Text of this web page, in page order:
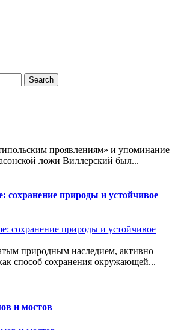
проявлениям» и упоминание
ложи Виллерский был...
сохранение природы и устойчивое
природным наследием, активно
способ сохранения окружающей...
и мостов